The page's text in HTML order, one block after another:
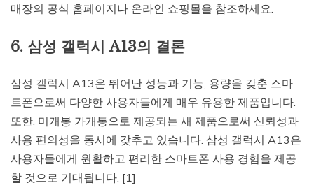
매장의 공식 홈페이지나 온라인 쇼핑몰을 참조하세요.
6. 삼성 갤럭시 A13의 결론
삼성 갤럭시 A13은 뛰어난 성능과 기능, 용량을 갖춘 스마
트폰으로써 다양한 사용자들에게 매우 유용한 제품입니다.
또한, 미개봉 가개통으로 제공되는 새 제품으로써 신뢰성과
사용 편의성을 동시에 갖추고 있습니다. 삼성 갤럭시 A13은
사용자들에게 원활하고 편리한 스마트폰 사용 경험을 제공
할 것으로 기대됩니다. [1]